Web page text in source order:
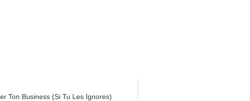
Ton Business (Si Tu Les Ignores)